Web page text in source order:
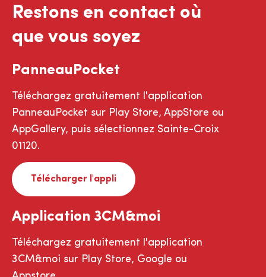
Restons en contact où
que vous soyez
PanneauPocket
Téléchargez gratuitement l'application
PanneauPocket sur Play Store, AppStore ou
AppGallery, puis sélectionnez Sainte-Croix
01120.
Télécharger l'appli
Application 3CM&moi
Téléchargez gratuitement l'application
3CM&moi sur Play Store, Google ou